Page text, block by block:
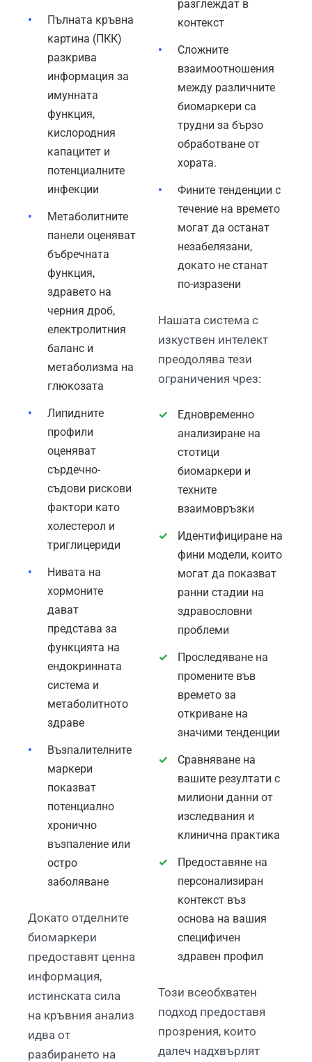
Пълната кръвна
картина (ПКК)
разкрива
информация за
имунната
функция,
кислородния
капацитет и
потенциалните
инфекции
Метаболитните
панели оценяват
бъбречната
функция,
здравето на
черния дроб,
електролитния
баланс и
метаболизма на
глюкозата
Липидните
профили
оценяват
сърдечно-
съдови рискови
фактори като
холестерол и
триглицериди
Нивата на
хормоните
дават
представа за
функцията на
ендокринната
система и
метаболитното
здраве
Възпалителните
маркери
показват
потенциално
хронично
възпаление или
остро
заболяване
Докато отделните
биомаркери
предоставят ценна
информация,
истинската сила
на кръвния анализ
идва от
разбирането на
разглеждат в
контекст
Сложните
взаимоотношения
между различните
биомаркери са
трудни за бързо
обработване от
хората.
Фините тенденции с
течение на времето
могат да останат
незабелязани,
докато не станат
по-изразени
Нашата система с
изкуствен интелект
преодолява тези
ограничения чрез:
Едновременно
анализиране на
стотици
биомаркери и
техните
взаимовръзки
Идентифициране на
фини модели, които
могат да показват
ранни стадии на
здравословни
проблеми
Проследяване на
промените във
времето за
откриване на
значими тенденции
Сравняване на
вашите резултати с
милиони данни от
изследвания и
клинична практика
Предоставяне на
персонализиран
контекст въз
основа на вашия
специфичен
здравен профил
Този всеобхватен
подход предоставя
прозрения, които
далеч надхвърлят